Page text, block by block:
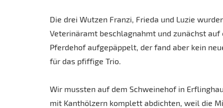
Die drei Wutzen Franzi, Frieda und Luzie
Veterinäramt beschlagnahmt und zunächst auf
Pferdehof aufgepäppelt, der fand aber kein
für das pfiffige Trio.
Wir mussten auf dem Schweinehof in
mit Kanthölzern komplett abdichten, weil die